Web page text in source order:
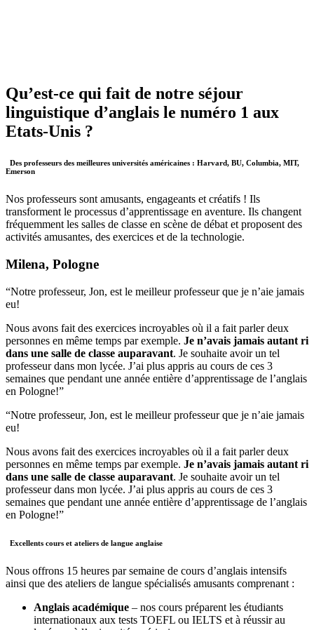
Qu’est-ce qui fait de notre séjour
linguistique d’anglais le numéro 1 aux
Etats-Unis ?
Des professeurs des meilleures universités américaines : Harvard, BU, Columbia, MIT,
Emerson
Nos professeurs sont amusants, engageants et créatifs ! Ils
transforment le processus d’apprentissage en aventure. Ils changent
fréquemment les salles de classe en scène de débat et proposent des
activités amusantes, des exercices et de la technologie.
Milena, Pologne
“Notre professeur, Jon, est le meilleur professeur que je n’aie jamais
eu!
Nous avons fait des exercices incroyables où il a fait parler deux
personnes en même temps par exemple. Je n’avais jamais autant ri
dans une salle de classe auparavant. Je souhaite avoir un tel
professeur dans mon lycée. J’ai plus appris au cours de ces 3
semaines que pendant une année entière d’apprentissage de l’anglais
en Pologne!”
“Notre professeur, Jon, est le meilleur professeur que je n’aie jamais
eu!
Nous avons fait des exercices incroyables où il a fait parler deux
personnes en même temps par exemple. Je n’avais jamais autant ri
dans une salle de classe auparavant. Je souhaite avoir un tel
professeur dans mon lycée. J’ai plus appris au cours de ces 3
semaines que pendant une année entière d’apprentissage de l’anglais
en Pologne!”
Excellents cours et ateliers de langue anglaise
Nous offrons 15 heures par semaine de cours d’anglais intensifs
ainsi que des ateliers de langue spécialisés amusants comprenant :
Anglais académique – nos cours préparent les étudiants
internationaux aux tests TOEFL ou IELTS et à réussir au